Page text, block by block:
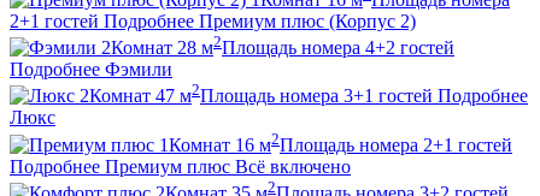
2+1 гостей Подробнее Премиум плюс (Корпус 2)
2Комнат 28 м2Площадь номера 4+2 гостей
Подробнее Фэмили
2Комнат 47 м2Площадь номера 3+1 гостей Подробнее
Люкс
1Комнат 16 м2Площадь номера 2+1 гостей
Подробнее Премиум плюс Всё включено
2